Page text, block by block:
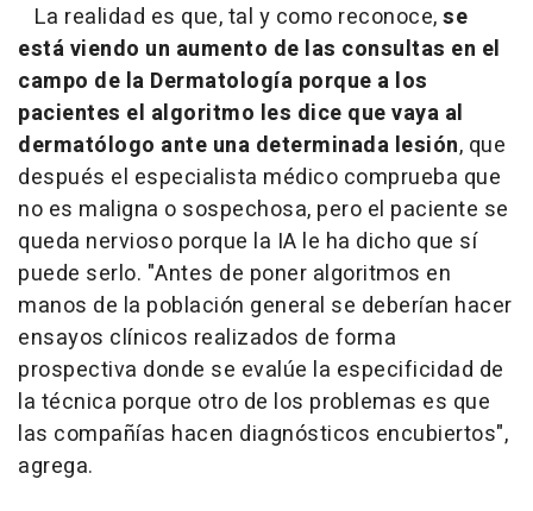
La realidad es que, tal y como reconoce,se
está viendo un aumento de las consultas en el
campo de la Dermatología porque a los
pacientes el algoritmo les dice que vaya al
dermatólogo ante una determinada lesión, que
después el especialista médico comprueba que
no es maligna o sospechosa, pero el paciente se
queda nervioso porque la IA le ha dicho que sí
puede serlo. "Antes de poner algoritmos en
manos de la población general se deberían hacer
ensayos clínicos realizados de forma
prospectiva donde se evalúe la especificidad de
la técnica porque otro de los problemas es que
las compañías hacen diagnósticos encubiertos",
agrega.